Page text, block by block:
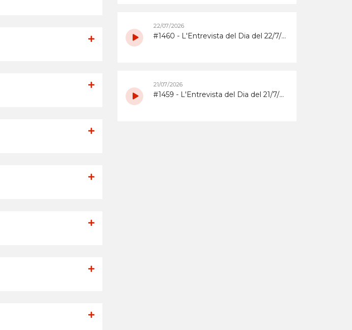
22/07/2026
#1460 - L'Entrevista del Dia del 22/7/2026 sobre la Festa Major 2026 del Barri de Sta. Maria i el Suro
21/07/2026
#1459 - L'Entrevista del Dia del 21/7/2026 sobrera la Festa Major 2026 del barri del Rebato d'Abrera